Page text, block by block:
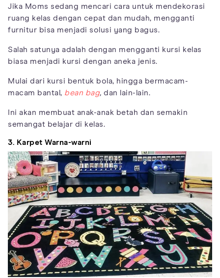
Jika Moms sedang mencari cara untuk mendekorasi
ruang kelas dengan cepat dan mudah, mengganti
furnitur bisa menjadi solusi yang bagus.
Salah satunya adalah dengan mengganti kursi kelas
biasa menjadi kursi dengan aneka jenis.
Mulai dari kursi bentuk bola, hingga bermacam-
macam bantal, bean bag, dan lain-lain.
Ini akan membuat anak-anak betah dan semakin
semangat belajar di kelas.
3. Karpet Warna-warni